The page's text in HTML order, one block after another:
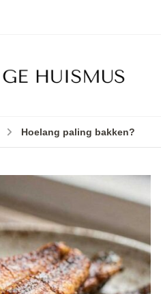
Hoelang paling bakken?